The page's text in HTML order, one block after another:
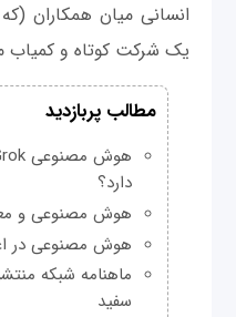
انسانی میان همکاران (که
یک شرکت کوتاه و
مطالب پربازدید
دارد؟
هوش مصنوعی و
هوش مصنوعی در
سفید